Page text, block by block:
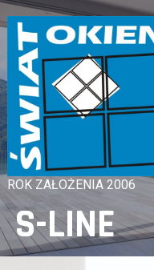
Skip
to
content
ROK ZAŁOŻENIA 2006
S-LINE